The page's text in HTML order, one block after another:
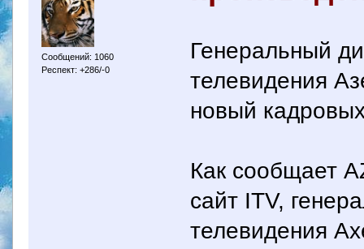
Сообщений: 1060
Респект: +286/-0
Генеральный
телевидения
новый
Как сообщает
сайт ITV,
телевидения